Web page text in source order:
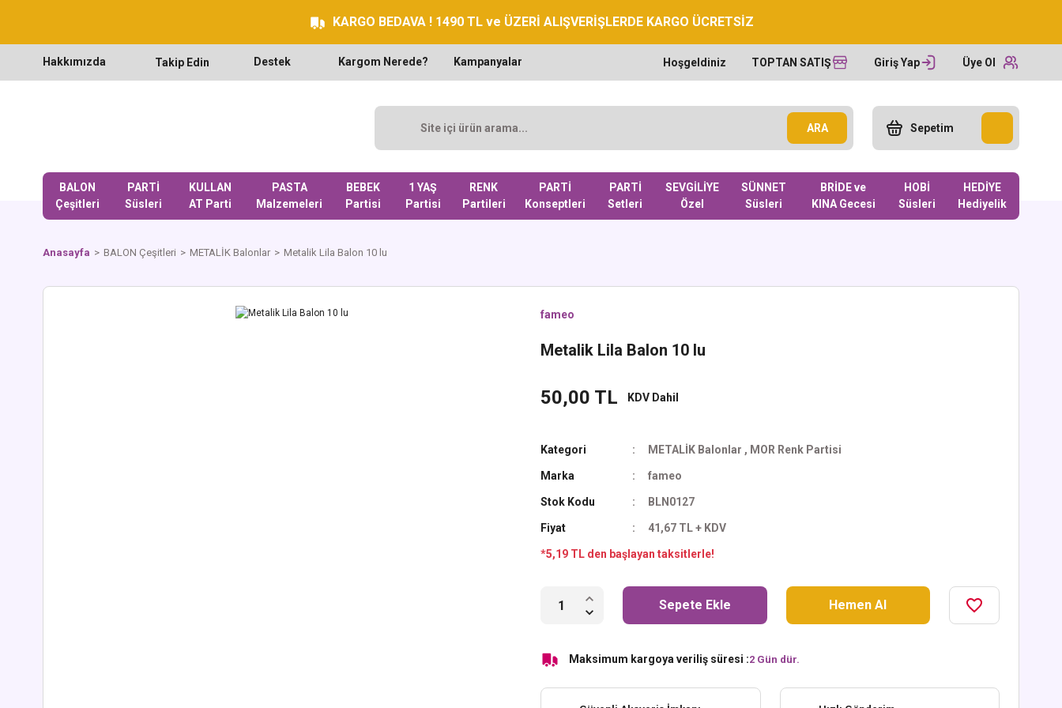
KARGO BEDAVA ! 1490 TL ve ÜZERİ ALIŞVERİŞLERDE KARGO ÜCRETSİZ
Hakkımızda Takip Edin Destek Kargom Nerede? Kampanyalar Hoşgeldiniz TOPTAN SATIŞ Giriş Yap Üye Ol
ARA Sepetim
BALON
Çeşitleri
PARTİ
Süsleri
KULLAN
AT Parti
PASTA
Malzemeleri
BEBEK
Partisi
1 YAŞ
Partisi
RENK
Partileri
PARTİ
Konseptleri
PARTİ
Setleri
SEVGİLİYE
Özel
SÜNNET
Süsleri
BRİDE ve
KINA Gecesi
HOBİ
Süsleri
HEDİYE
Hediyelik
Anasayfa BALON Çeşitleri METALİK Balonlar Metalik Lila Balon 10 lu
fameo
Metalik Lila Balon 10 lu
50,00 TL KDV Dahil
Kategori METALİK Balonlar , MOR Renk Partisi
Marka fameo
Stok Kodu BLN0127
Fiyat 41,67 TL + KDV
*5,19 TL den başlayan taksitlerle!
Sepete Ekle Hemen Al
Maksimum kargoya veriliş süresi :2 Gün dür.